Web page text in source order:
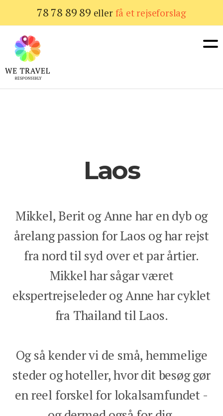
til
hovedindhold
78 78 89 89 eller få et rejseforslag
Laos
Mikkel, Berit og Anne har en dyb og
årelang passion for Laos og har rejst
fra nord til syd over et par årtier.
Mikkel har sågar været
ekspertrejseleder og Anne har cyklet
fra Thailand til Laos.
Og så kender vi de små, hemmelige
steder og hoteller, hvor dit besøg gør
en reel forskel for lokalsamfundet -